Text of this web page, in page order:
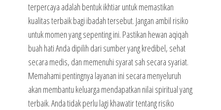
terpercaya adalah bentuk ikhtiar untuk memastikan
kualitas terbaik bagi ibadah tersebut. Jangan ambil risiko
untuk momen yang sepenting ini. Pastikan hewan aqiqah
buah hati Anda dipilih dari sumber yang kredibel, sehat
secara medis, dan memenuhi syarat sah secara syariat.
Memahami pentingnya layanan ini secara menyeluruh
akan membantu keluarga mendapatkan nilai spiritual yang
terbaik. Anda tidak perlu lagi khawatir tentang risiko